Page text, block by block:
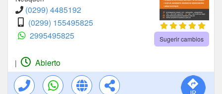
(0299) 4485192
(0299) 155495825
2995495825
Sugerir cambios
| Abierto